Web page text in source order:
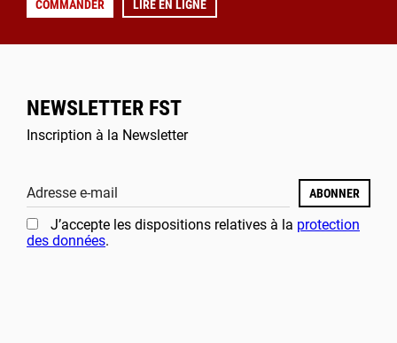
COMMANDER LIRE EN LIGNE
NEWSLETTER FST
Inscription à la Newsletter
Adresse e-mail ABONNER
J’accepte les dispositions relatives à la protection
des données.